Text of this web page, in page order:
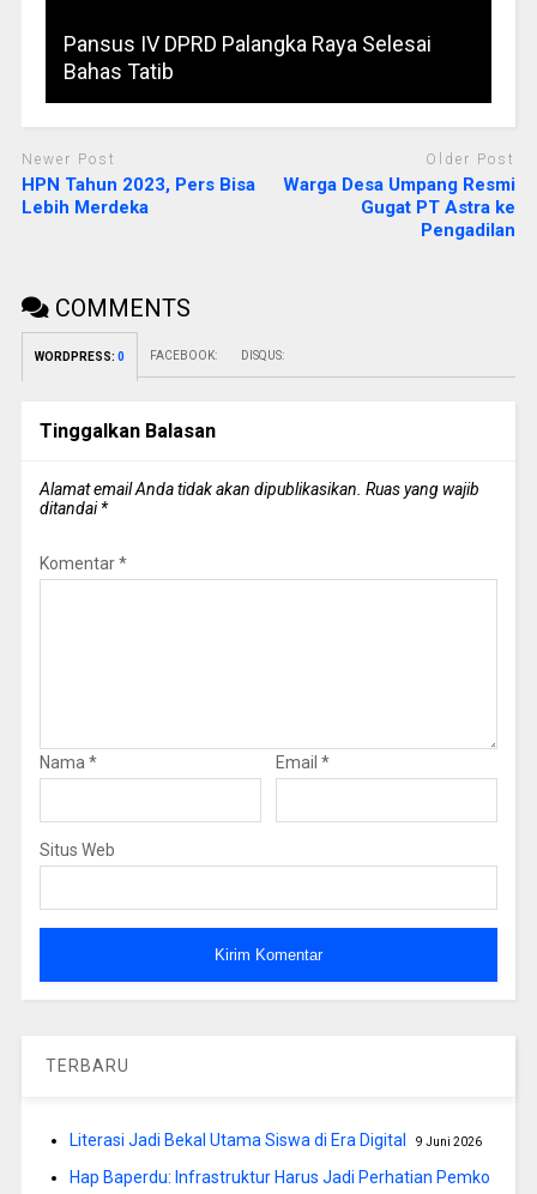
Pansus IV DPRD Palangka Raya Selesai
Bahas Tatib
Newer Post
HPN Tahun 2023, Pers Bisa
Lebih Merdeka
Older Post
Warga Desa Umpang Resmi
Gugat PT Astra ke
Pengadilan
COMMENTS
WORDPRESS: 0 FACEBOOK: DISQUS:
Tinggalkan Balasan
Alamat email Anda tidak akan dipublikasikan. Ruas yang wajib
ditandai*
Komentar*
Nama * Email *
Situs Web
TERBARU
Literasi Jadi Bekal Utama Siswa di Era Digital 9 Juni 2026
Hap Baperdu: Infrastruktur Harus Jadi Perhatian Pemko